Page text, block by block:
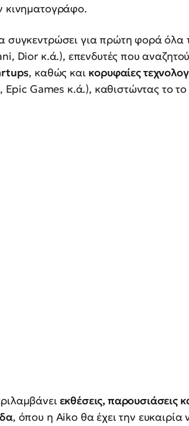
κινηματογράφο.
συγκεντρώσει για πρώτη φορά
Dior κ.ά.), επενδυτές που
, καθώς και κορυφαίες
Epic Games κ.ά.), καθιστώντας το
εκθέσεις, παρουσιάσεις
, όπου η Aiko θα έχει την ευκαιρία